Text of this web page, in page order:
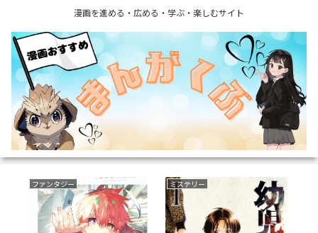
漫画を進める・広める・学ぶ・楽しむサイト
ファンタジー ミステリー